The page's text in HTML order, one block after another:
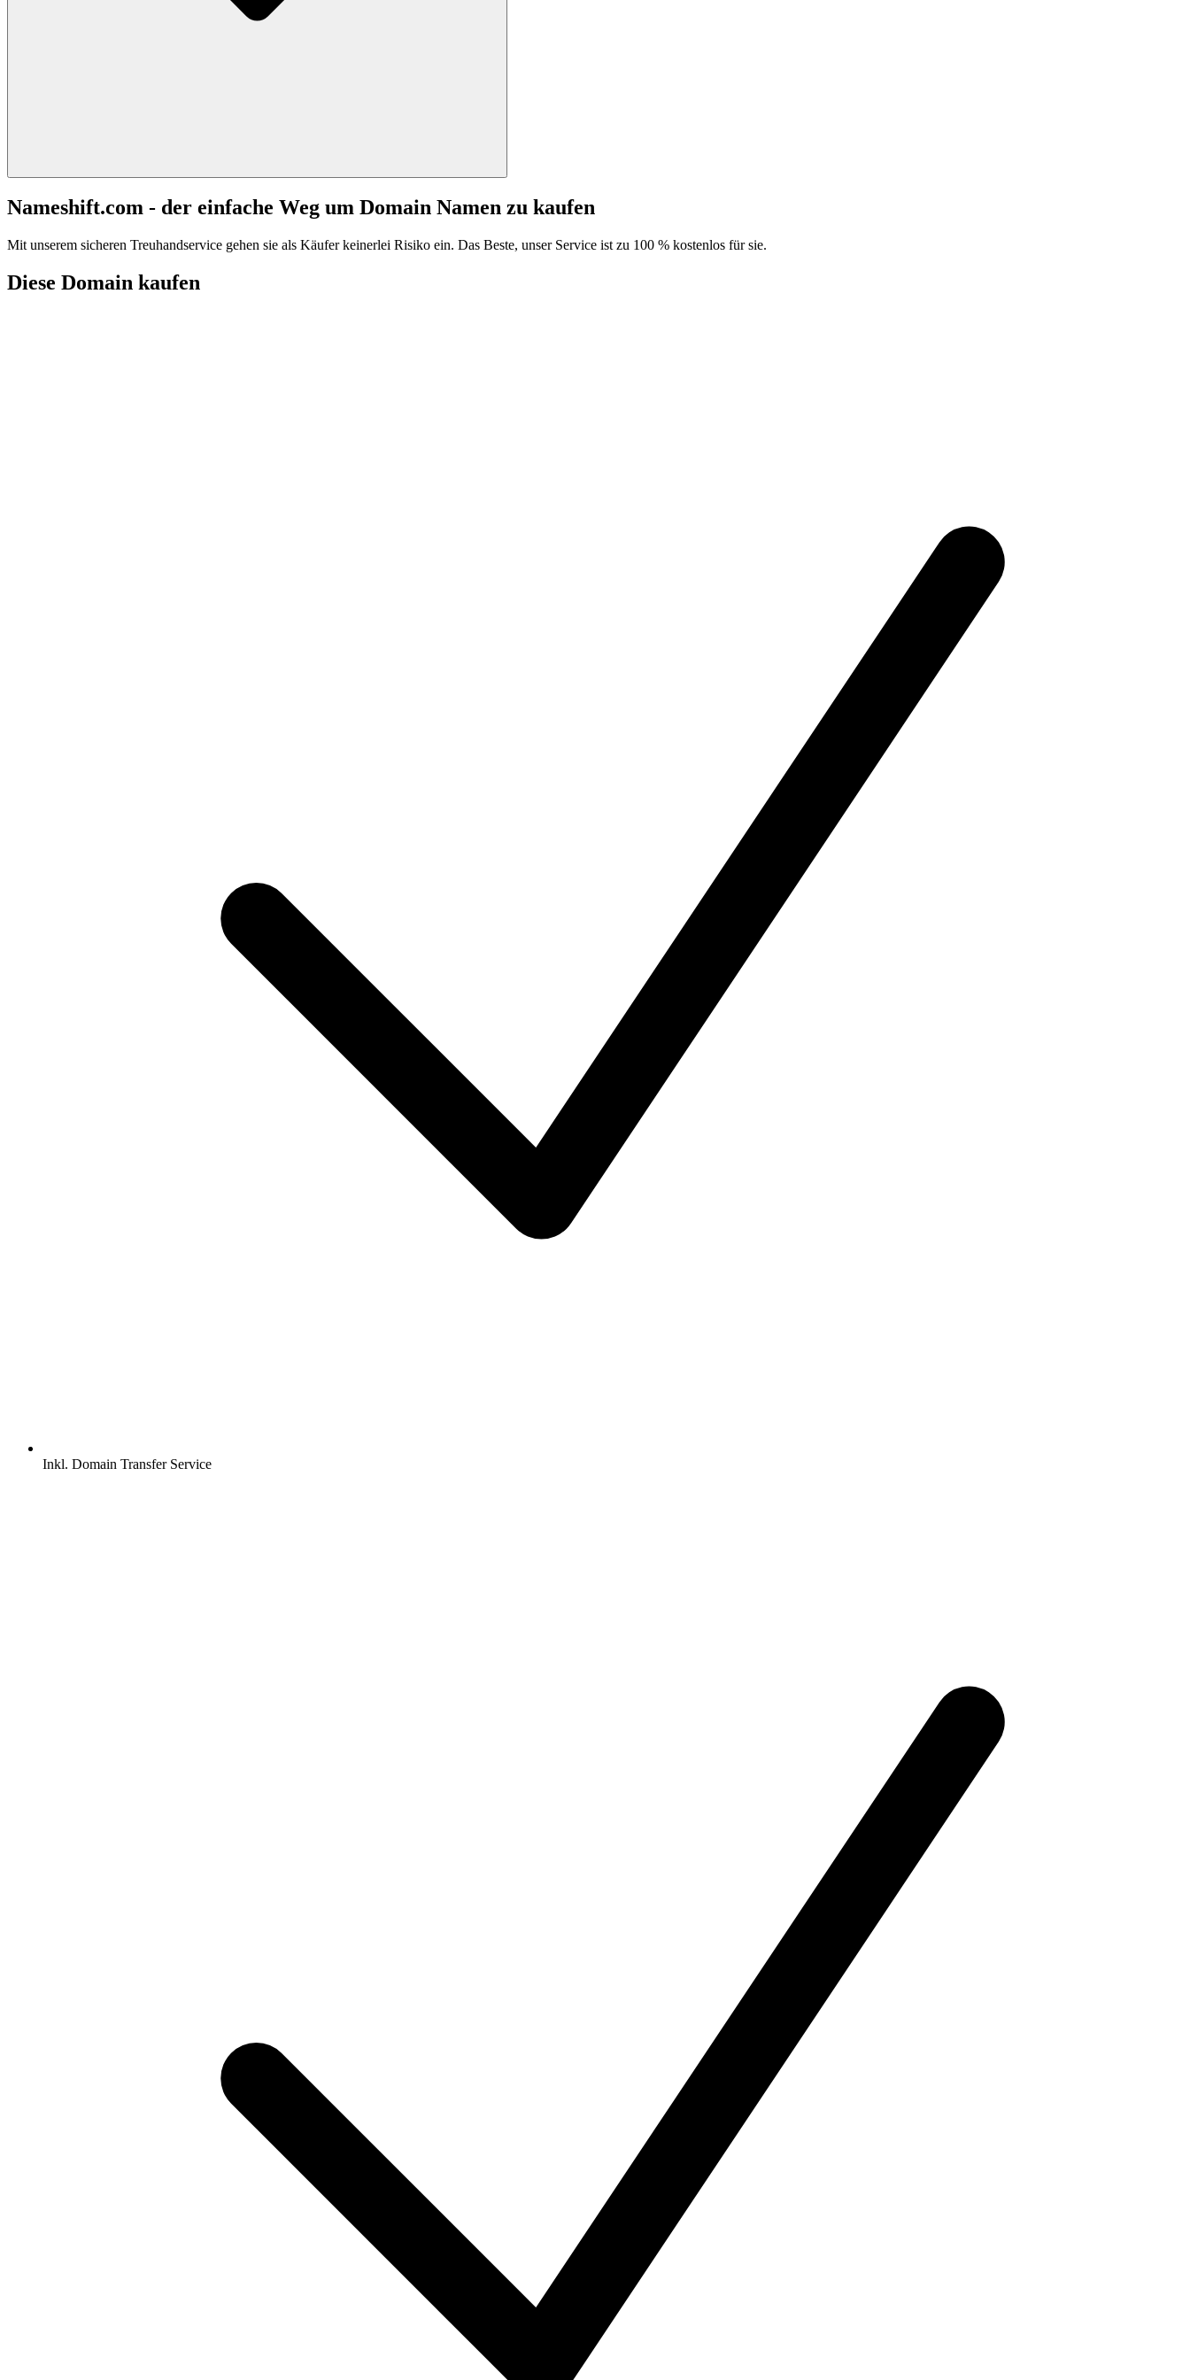
Nameshift.com - der einfache Weg um Domain Namen zu kaufen
Mit unserem sicheren Treuhandservice gehen sie als Käufer keinerlei Risiko ein. Das Beste, unser Service ist zu 100 % kostenlos für sie.
Diese Domain kaufen
Inkl. Domain Transfer Service